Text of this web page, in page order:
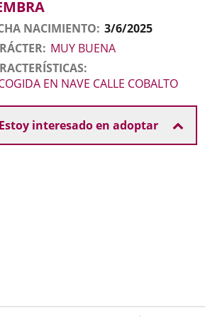
NACIMIENTO 3/6/2025
MUY BUENA
EN NAVE CALLE COBALTO
Estoy interesado en adoptar